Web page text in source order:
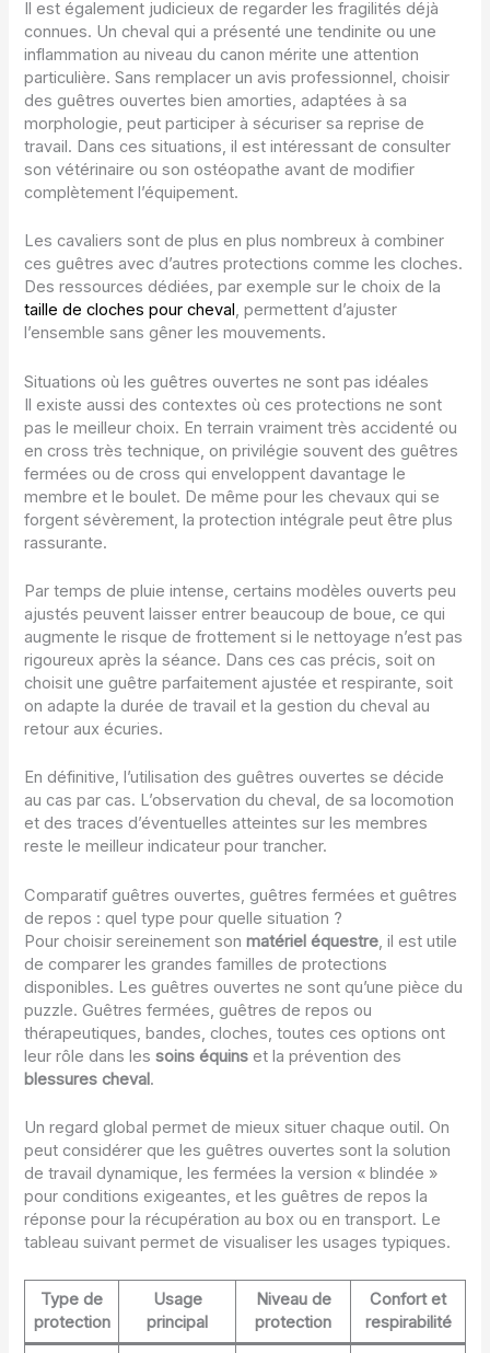
Il est également judicieux de regarder les fragilités déjà
connues. Un cheval qui a présenté une tendinite ou une
inflammation au niveau du canon mérite une attention
particulière. Sans remplacer un avis professionnel, choisir
des guêtres ouvertes bien amorties, adaptées à sa
morphologie, peut participer à sécuriser sa reprise de
travail. Dans ces situations, il est intéressant de consulter
son vétérinaire ou son ostéopathe avant de modifier
complètement l’équipement.
Les cavaliers sont de plus en plus nombreux à combiner
ces guêtres avec d’autres protections comme les cloches.
Des ressources dédiées, par exemple sur le choix de la
taille de cloches pour cheval, permettent d’ajuster
l’ensemble sans gêner les mouvements.
Situations où les guêtres ouvertes ne sont pas idéales
Il existe aussi des contextes où ces protections ne sont
pas le meilleur choix. En terrain vraiment très accidenté ou
en cross très technique, on privilégie souvent des guêtres
fermées ou de cross qui enveloppent davantage le
membre et le boulet. De même pour les chevaux qui se
forgent sévèrement, la protection intégrale peut être plus
rassurante.
Par temps de pluie intense, certains modèles ouverts peu
ajustés peuvent laisser entrer beaucoup de boue, ce qui
augmente le risque de frottement si le nettoyage n’est pas
rigoureux après la séance. Dans ces cas précis, soit on
choisit une guêtre parfaitement ajustée et respirante, soit
on adapte la durée de travail et la gestion du cheval au
retour aux écuries.
En définitive, l’utilisation des guêtres ouvertes se décide
au cas par cas. L’observation du cheval, de sa locomotion
et des traces d’éventuelles atteintes sur les membres
reste le meilleur indicateur pour trancher.
Comparatif guêtres ouvertes, guêtres fermées et guêtres
de repos : quel type pour quelle situation ?
Pour choisir sereinement sonmatériel équestre , il est utile
de comparer les grandes familles de protections
disponibles. Les guêtres ouvertes ne sont qu’une pièce du
puzzle. Guêtres fermées, guêtres de repos ou
thérapeutiques, bandes, cloches, toutes ces options ont
leur rôle dans lessoins équins et la prévention des
blessures cheval.
Un regard global permet de mieux situer chaque outil. On
peut considérer que les guêtres ouvertes sont la solution
de travail dynamique, les fermées la version « blindée »
pour conditions exigeantes, et les guêtres de repos la
réponse pour la récupération au box ou en transport. Le
tableau suivant permet de visualiser les usages typiques.
Type de
protection
Usage
principal
Niveau de
protection
Confort et
respirabilité